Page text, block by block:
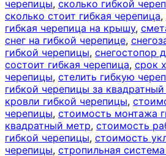
черепицы, сколько гибкой
сколько стоит гибкая черепица,
гибкая черепица на крышу,
снег на гибкой черепице,
гибкой черепицы, снегостопор
состоит гибкая черепица, срок
черепицы, стелить гибкую
гибкой черепицы за
кровли гибкой черепицы,
черепицы, стоимость монтажа
квадратный метр, стоимость
гибкой черепицы, стоимость
черепицы, стропильная